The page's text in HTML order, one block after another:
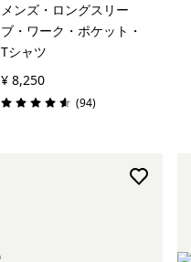
メンズ・ロングスリー
ブ・ワーク・ポケット・
Tシャツ
¥ 8,250
評価: 4.6 / 5 (94レビュー
)